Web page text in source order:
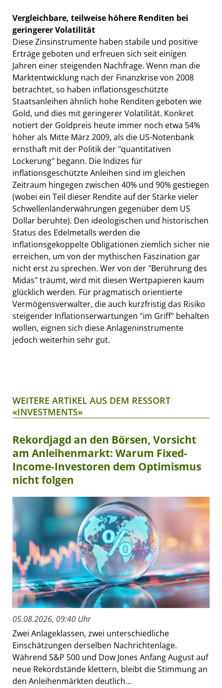
Vergleichbare, teilweise höhere Renditen bei
geringerer Volatilität
Diese Zinsinstrumente haben stabile und positive
Erträge geboten und erfreuen sich seit einigen
Jahren einer steigenden Nachfrage. Wenn man die
Marktentwicklung nach der Finanzkrise von 2008
betrachtet, so haben inflationsgeschützte
Staatsanleihen ähnlich hohe Renditen geboten wie
Gold, und dies mit geringerer Volatilität. Konkret
notiert der Goldpreis heute immer noch etwa 54%
höher als Mitte März 2009, als die US-Notenbank
ernsthaft mit der Politik der "quantitativen
Lockerung" begann. Die Indizes für
inflationsgeschützte Anleihen sind im gleichen
Zeitraum hingegen zwischen 40% und 90% gestiegen
(wobei ein Teil dieser Rendite auf der Stärke vieler
Schwellenländerwährungen gegenüber dem US
Dollar beruhte). Den ideologischen und historischen
Status des Edelmetalls werden die
inflationsgekoppelte Obligationen ziemlich sicher nie
erreichen, um von der mythischen Faszination gar
nicht erst zu sprechen. Wer von der "Berührung des
Midas" träumt, wird mit diesen Wertpapieren kaum
glücklich werden. Für pragmatisch orientierte
Vermögensverwalter, die auch kurzfristig das Risiko
steigender Inflationserwartungen "im Griff" behalten
wollen, eignen sich diese Anlageninstrumente
jedoch weiterhin sehr gut.
WEITERE ARTIKEL AUS DEM RESSORT
«INVESTMENTS»
Rekordjagd an den Börsen, Vorsicht
am Anleihenmarkt: Warum Fixed-
Income-Investoren dem Optimismus
nicht folgen
05.08.2026, 09:40 Uhr
Zwei Anlageklassen, zwei unterschiedliche
Einschätzungen derselben Nachrichtenlage.
Während S&P 500 und Dow Jones Anfang August auf
neue Rekordstände klettern, bleibt die Stimmung an
den Anleihenmärkten deutlich...